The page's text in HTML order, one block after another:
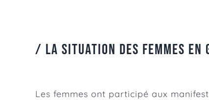
/ La situation des femmes en
Les femmes ont participé aux